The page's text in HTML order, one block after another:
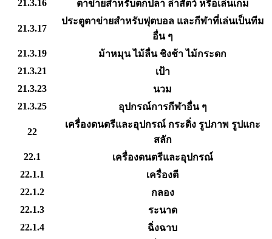
21.3.16
ตาข่ายสำหรับตกปลา ล่าสัตว์ หรือเล่นเกม
21.3.17
ประตูตาข่ายสำหรับฟุตบอล และกีฬาที่เล่นเป็นทีม
อื่น ๆ
21.3.19
ม้าหมุน ไม้ลื่น ชิงช้า ไม้กระดก
21.3.21
เป้า
21.3.23
นวม
21.3.25
อุปกรณ์การกีฬาอื่น ๆ
22
เครื่องดนตรีและอุปกรณ์ กระดิ่ง รูปภาพ รูปแกะ
สลัก
22.1
เครื่องดนตรีและอุปกรณ์
22.1.1
เครื่องตี
22.1.2
กลอง
22.1.3
ระนาด
22.1.4
ฉิ่งฉาบ